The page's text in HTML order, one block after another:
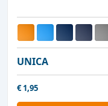
UNICA
€ 1,95